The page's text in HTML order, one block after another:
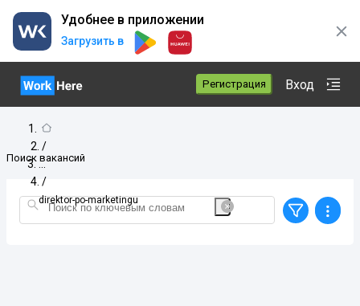
Удобнее в приложении
Загрузить в
Регистрация Вход
/
/
direktor-po-marketingu
Поиск вакансий